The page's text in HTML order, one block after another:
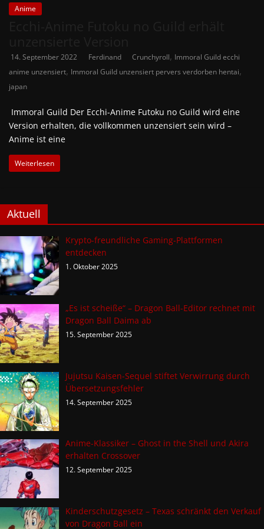
Anime
14. September 2022 Ferdinand Crunchyroll, Immoral Guild ecchi
anime unzensiert, Immoral Guild unzensiert pervers verdorben hentai,
japan
Immoral Guild Der Ecchi-Anime Futoku no Guild wird eine
Version erhalten, die vollkommen unzensiert sein wird –
Anime ist eine
Weiterlesen
Aktuell
Krypto-freundliche Gaming-Plattformen
entdecken
1. Oktober 2025
„Es ist scheiße“ – Dragon Ball-Editor rechnet mit
Dragon Ball Daima ab
15. September 2025
Jujutsu Kaisen-Sequel stiftet Verwirrung durch
Übersetzungsfehler
14. September 2025
Anime-Klassiker – Ghost in the Shell und Akira
erhalten Crossover
12. September 2025
Kinderschutzgesetz – Texas schränkt den Verkauf
von Dragon Ball ein